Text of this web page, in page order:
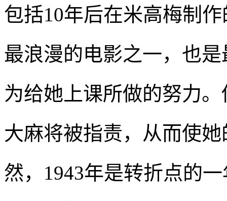
包括10年后在米高梅制
最浪漫的电影之一，也
为给她上课所做的努力
大麻将被指责，从而使
然，1943年是转折点的